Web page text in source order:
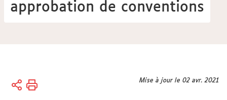
approbation de conventions
Vous
Accueil
Mise à jour le 02 avr. 2021